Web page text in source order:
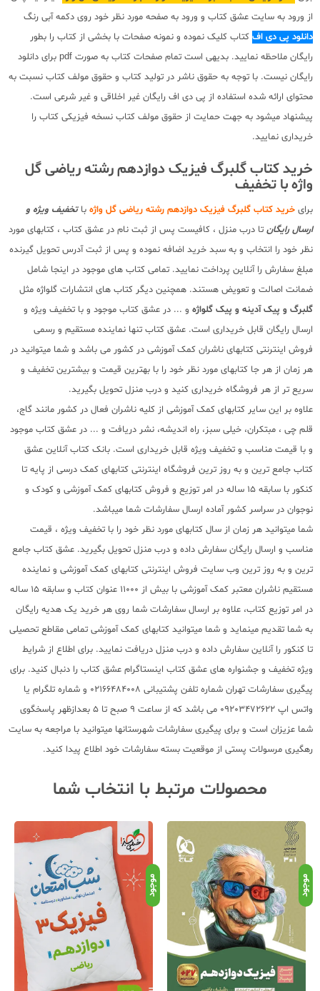
از ورود به سایت عشق کتاب و ورود به صفحه مورد نظر خود روی دکمه آبی رنگ
دانلود پی دی اف کتاب کلیک نموده و نمونه صفحات با بخشی از کتاب را بطور
رایگان ملاحظه نمایید. بدیهی است تمام صفحات کتاب به صورت pdf برای دانلود
رایگان نیست. با توجه به حقوق ناشر در تولید کتاب و حقوق مولف کتاب نسبت به
محتوای ارائه شده استفاده از پی دی اف رایگان غیر اخلاقی و غیر شرعی است.
پیشنهاد میشود به جهت حمایت از حقوق مولف کتاب نسخه فیزیکی کتاب را
خریداری نمایید.
خرید کتاب گلبرگ فیزیک دوازدهم رشته ریاضی گل
واژه با تخفیف
برای خرید کتاب گلبرگ فیزیک دوازدهم رشته ریاضی گل واژه باتخفیف ویژه و
ارسال رایگان تا درب منزل ، کافیست پس از ثبت نام در عشق کتاب ، کتابهای مورد
نظر خود را انتخاب و به سبد خرید اضافه نموده و پس از ثبت آدرس تحویل گیرنده
مبلغ سفارش را آنلاین پرداخت نمایید. تمامی کتاب های موجود در اینجا شامل
ضمانت اصالت و تعویض هستند. همچنین دیگر کتاب های انتشارات گلواژه مثل
گلبرگ و پیک آدینه و پیک گلواژه و ... در عشق کتاب موجود و با تخفیف ویژه و
ارسال رایگان قابل خریداری است. عشق کتاب تنها نماینده مستقیم و رسمی
فروش اینترنتی کتابهای ناشران کمک آموزشی در کشور می باشد و شما میتوانید در
هر زمان از هر جا کتابهای مورد نظر خود را با بهترین قیمت و بیشترین تخفیف و
سریع تر از هر فروشگاه خریداری کنید و درب منزل تحویل بگیرید.
علاوه بر این سایر کتابهای کمک آموزشی از کلیه ناشران فعال در کشور مانند گاج،
قلم چی ، مبتکران، خیلی سبز، راه اندیشه، نشر دریافت و ... در عشق کتاب موجود
و با قیمت مناسب و تخفیف ویژه قابل خریداری است. بانک کتاب آنلاین عشق
کتاب جامع ترین و به روز ترین فروشگاه اینترنتی کتابهای کمک درسی از پایه تا
کنکور با سابقه 15 ساله در امر توزیع و فروش کتابهای کمک آموزشی و کودک و
نوجوان در سراسر کشور آماده ارسال سفارشات شما میباشد.
شما میتوانید هر زمان از سال کتابهای مورد نظر خود را با تخفیف ویژه ، قیمت
مناسب و ارسال رایگان سفارش داده و درب منزل تحویل بگیرید. عشق کتاب جامع
ترین و به روز ترین وب سایت فروش اینترنتی کتابهای کمک آموزشی و نماینده
مستقیم ناشران معتبر کمک آموزشی با بیش از 11000 عنوان کتاب و سابقه 15 ساله
در امر توزیع کتاب، علاوه بر ارسال سفارشات شما روی هر خرید یک هدیه رایگان
به شما تقدیم مینماید و شما میتوانید کتابهای کمک آموزشی تمامی مقاطع تحصیلی
تا کنکور را آنلاین سفارش داده و درب منزل دریافت نمایید. برای اطلاع از شرایط
ویژه تخفیف و جشنواره های عشق کتاب اینستاگرام عشق کتاب را دنبال کنید. برای
پیگیری سفارشات تهران شماره تلفن پشتیبانی 02166484008 و شماره تلگرام یا
واتس اپ 09203472622 می باشد که از ساعت 9 صبح تا 5 بعدازظهر پاسخگوی
شما عزیزان است و برای پیگیری سفارشات شهرستانها میتوانید با مراجعه به سایت
رهگیری مرسولات پستی از موقعیت بسته سفارشات خود اطلاع پیدا کنید.
محصولات مرتبط با انتخاب شما
موجود موجود